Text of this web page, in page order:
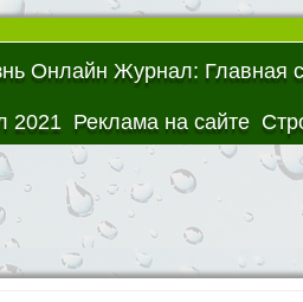
Онлайн Журнал: Главная
2021 Реклама на сайте